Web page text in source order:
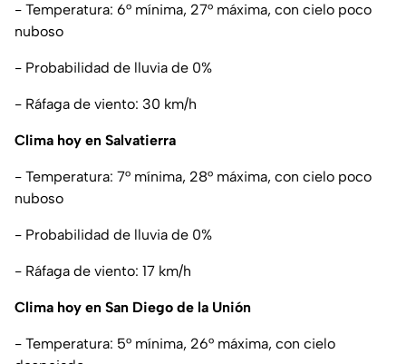
- Temperatura: 6° mínima, 27° máxima, con cielo poco
nuboso
- Probabilidad de lluvia de 0%
- Ráfaga de viento: 30 km/h
Clima hoy en Salvatierra
- Temperatura: 7° mínima, 28° máxima, con cielo poco
nuboso
- Probabilidad de lluvia de 0%
- Ráfaga de viento: 17 km/h
Clima hoy en San Diego de la Unión
- Temperatura: 5° mínima, 26° máxima, con cielo